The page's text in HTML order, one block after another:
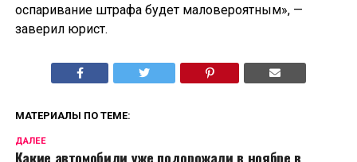
оспаривание штрафа будет маловероятным», —
заверил юрист.
МАТЕРИАЛЫ ПО ТЕМЕ:
ДАЛЕЕ
Какие автомобили уже подорожали в ноябре в